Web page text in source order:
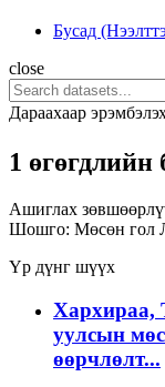
Бусад
close
Дараахаар
1 өгөгдлийн
Ашиглах
Шошго: Мөсөн гол
Үр дүнг шүүх
Хархираа,
уулсын
өөрчлөлт...